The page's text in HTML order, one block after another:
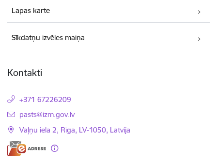
Lapas karte
Sīkdatņu izvēles maiņa
Kontakti
+371 67226209
E-pasts:
pasts@izm.gov.lv
Vaļņu iela 2, Rīga, LV-1050, Latvija